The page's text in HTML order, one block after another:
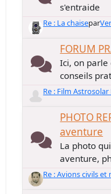
s'entraide
Re : La chaisepar
FORUM
Ici, on parle
conseils
Re : Film Astrosolar
PHOTO
aventure
La photo
aventure,
Re : Avions civils et